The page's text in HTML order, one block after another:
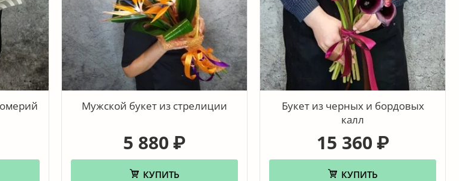
Мужской букет из стрелиции
5 880 ₽
КУПИТЬ
Букет из черных и бордовых
калл
15 360 ₽
КУПИТЬ